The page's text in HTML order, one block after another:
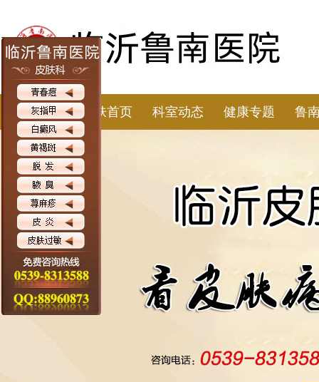
皮肤首页 科室动态 健康专题 鲁